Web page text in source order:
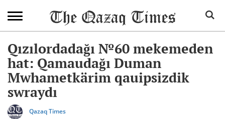
Qızılordadağı №60 mekemeden
hat: Qamaudağı Duman
Mwhametkärim qauipsizdik
swraydı
Qazaq Times